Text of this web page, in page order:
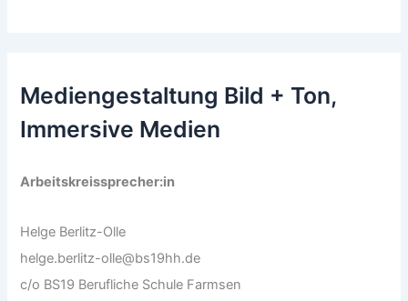
Mediengestaltung Bild + Ton,
Immersive Medien
Arbeitskreissprecher:in
Helge Berlitz-Olle
helge.berlitz-olle@bs19hh.de
c/o BS19 Berufliche Schule Farmsen